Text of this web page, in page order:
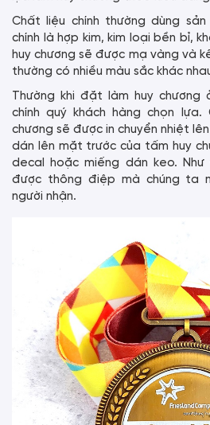
Chất liệu chính thường dùng
chính là hợp kim, kim loại bền bỉ,
huy chương sẽ được mạ vàng và
thường có nhiều màu sắc khác
Thường khi đặt làm huy chương
chính quý khách hàng chọn
chương sẽ được in chuyển nhiệt
dán lên mặt trước của tấm huy
decal hoặc miếng dán keo.
được thông điệp mà chúng ta
người nhận.